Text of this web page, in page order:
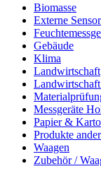
Biomasse
Externe
Gebäude
Klima
Landwirtschaft
Messgeräte
Papier &
Produkte
Waagen
Zubehör /